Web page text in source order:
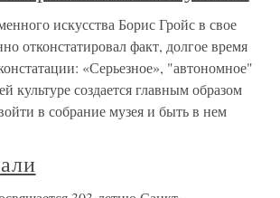
искусства Борис Гройс в свое
отконстатировал факт, долгое время
«Серьезное», "автономное"
культуре создается главным образом
в собрание музея и быть в нем